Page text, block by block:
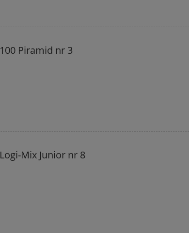
100 Piramid nr 3
Logi-Mix Junior nr 8